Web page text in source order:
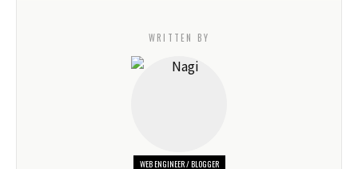
WRITTEN BY
WEB ENGINEER / BLOGGER